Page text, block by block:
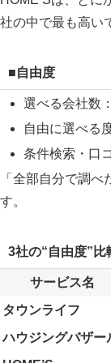
社の中で最も高い
■自由度
選べる会社数
自由に選べる
条件検索・口
「全部自分で調
す。
3社の“自由度”比
サービス名
タウンライフ
ハウジングバザー